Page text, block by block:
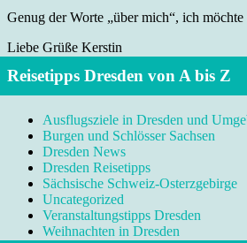
Genug der Worte „über mich“, ich
Liebe Grüße Kerstin
Reisetipps Dresden von A bis Z
Ausflugsziele in Dresden und
Burgen und Schlösser Sachsen
Dresden News
Dresden Reisetipps
Sächsische Schweiz-Osterzgebirge
Uncategorized
Veranstaltungstipps Dresden
Weihnachten in Dresden